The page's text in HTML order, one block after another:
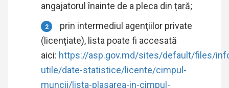
angajatorul înainte de a pleca din țară;
prin intermediul agenţiilor private
(licențiate), lista poate fi accesată
aici: https://asp.gov.md/sites/default/files/
utile/date-statistice/licente/cimpul-
muncii/lista-plasarea-in-cimpul-